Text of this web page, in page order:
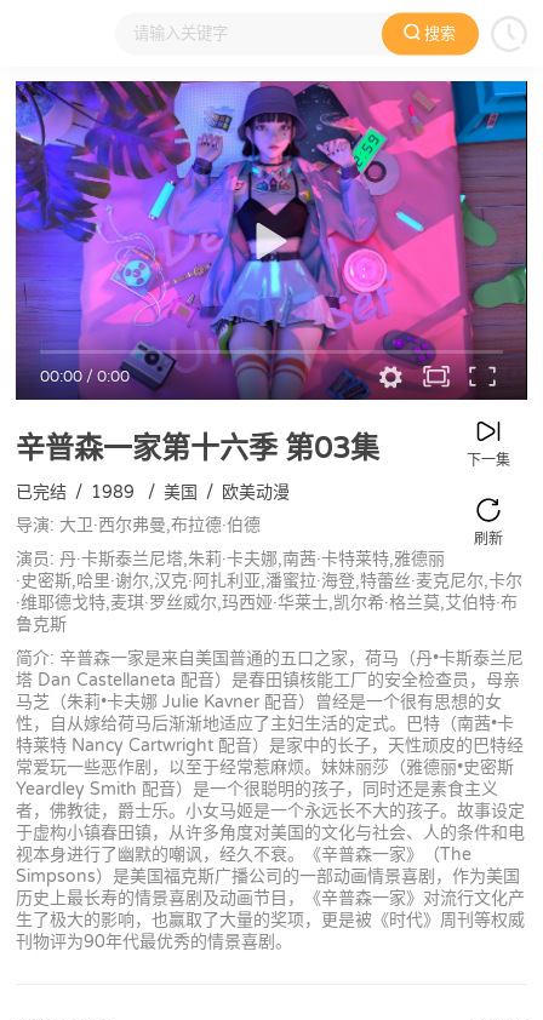
搜索
大家在看 日本动漫 国产动漫 欧美动漫 动漫电影
00:00/0:00
辛普森一家第十六季第03集 下一集
刷新
已完结 / 1989 / 美国 / 欧美动漫
导演: 大卫·西尔弗曼,布拉德·伯德
演员: 丹·卡斯泰兰尼塔,朱莉·卡夫娜,南茜·卡特莱特,雅德丽
·史密斯,哈里·谢尔,汉克·阿扎利亚,潘蜜拉·海登,特蕾丝·麦克尼尔,卡尔
·维耶德戈特,麦琪·罗丝威尔,玛西娅·华莱士,凯尔希·格兰莫,艾伯特·布
鲁克斯
简介: 辛普森一家是来自美国普通的五口之家，荷马（丹•卡斯泰兰尼
塔 Dan Castellaneta 配音）是春田镇核能工厂的安全检查员，母亲
马芝（朱莉•卡夫娜 Julie Kavner 配音）曾经是一个很有思想的女
性，自从嫁给荷马后渐渐地适应了主妇生活的定式。巴特（南茜•卡
特莱特 Nancy Cartwright 配音）是家中的长子，天性顽皮的巴特经
常爱玩一些恶作剧，以至于经常惹麻烦。妹妹丽莎（雅德丽•史密斯
Yeardley Smith 配音）是一个很聪明的孩子，同时还是素食主义
者，佛教徒，爵士乐。小女马姬是一个永远长不大的孩子。故事设定
于虚构小镇春田镇，从许多角度对美国的文化与社会、人的条件和电
视本身进行了幽默的嘲讽，经久不衰。《辛普森一家》（The
Simpsons）是美国福克斯广播公司的一部动画情景喜剧，作为美国
历史上最长寿的情景喜剧及动画节目，《辛普森一家》对流行文化产
生了极大的影响，也赢取了大量的奖项，更是被《时代》周刊等权威
刊物评为90年代最优秀的情景喜剧。